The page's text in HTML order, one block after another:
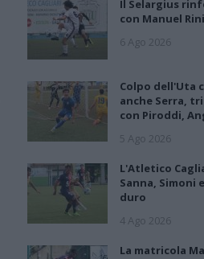
Il Selargius
con Manuel
6 Ago 2026
Colpo dell'Uta
anche Serra,
con Piroddi,
5 Ago 2026
L'Atletico
Sanna, Simoni
duro
4 Ago 2026
La matricola